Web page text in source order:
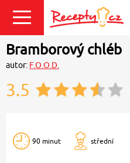
Přihlásit se
Bramborový chléb
autor: F.O.O.D.
3.5
90 minut střední